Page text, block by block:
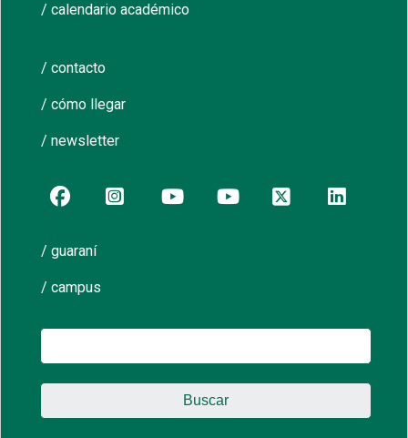
/ calendario académico
/ contacto
/ cómo llegar
/ newsletter
/ guaraní
/ campus
Buscar: